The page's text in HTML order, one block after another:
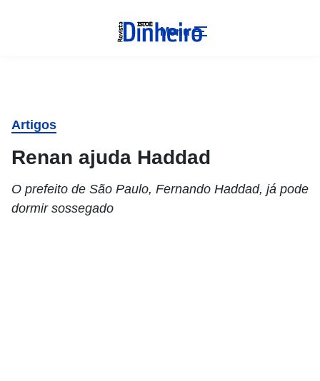
Menu
Artigos
Renan ajuda Haddad
O prefeito de São Paulo, Fernando Haddad, já pode
dormir sossegado